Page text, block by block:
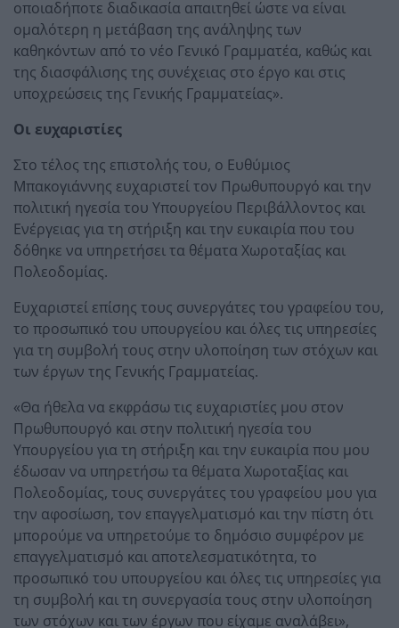
οποιαδήποτε διαδικασία απαιτηθεί ώστε να είναι
ομαλότερη η μετάβαση της ανάληψης των
καθηκόντων από το νέο Γενικό Γραμματέα, καθώς και
της διασφάλισης της συνέχειας στο έργο και στις
υποχρεώσεις της Γενικής Γραμματείας».
Οι ευχαριστίες
Στο τέλος της επιστολής του, ο Ευθύμιος
Μπακογιάννης ευχαριστεί τον Πρωθυπουργό και την
πολιτική ηγεσία του Υπουργείου Περιβάλλοντος και
Ενέργειας για τη στήριξη και την ευκαιρία που του
δόθηκε να υπηρετήσει τα θέματα Χωροταξίας και
Πολεοδομίας.
Ευχαριστεί επίσης τους συνεργάτες του γραφείου του,
το προσωπικό του υπουργείου και όλες τις υπηρεσίες
για τη συμβολή τους στην υλοποίηση των στόχων και
των έργων της Γενικής Γραμματείας.
«Θα ήθελα να εκφράσω τις ευχαριστίες μου στον
Πρωθυπουργό και στην πολιτική ηγεσία του
Υπουργείου για τη στήριξη και την ευκαιρία που μου
έδωσαν να υπηρετήσω τα θέματα Χωροταξίας και
Πολεοδομίας, τους συνεργάτες του γραφείου μου για
την αφοσίωση, τον επαγγελματισμό και την πίστη ότι
μπορούμε να υπηρετούμε το δημόσιο συμφέρον με
επαγγελματισμό και αποτελεσματικότητα, το
προσωπικό του υπουργείου και όλες τις υπηρεσίες για
τη συμβολή και τη συνεργασία τους στην υλοποίηση
των στόχων και των έργων που είχαμε αναλάβει»,